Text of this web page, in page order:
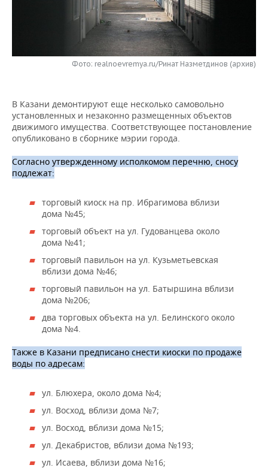
ОПК
РОЗНИЧНАЯ ТОРГОВЛЯ
НОВОСТИ ТЕХНОЛОГИЙ
ТЕЛЕКОММУНИКАЦИИ
МЕРОПРИЯТИЯ
НОВОСТИ МЕРОПРИЯТИЙ
БИЗНЕС-БРАНЧИ
ONLINE-КОНФЕРЕНЦИИ
ОТКРЫТАЯ ЛЕКЦИЯ
ФУТБОЛ
ХОККЕЙ
БАСКЕТБОЛ
КИБЕРСПОРТ
ФИГУРНОЕ КАТАНИЕ
ВОДНЫЕ ВИДЫ СПОРТА
ХОККЕЙ С МЯЧОМ
НОВОСТИ ОБЩЕСТВА
ВЛАСТЬ
ИНФРАСТРУКТУРА
КУЛЬТУРА
МЕДИЦИНА
ОБРАЗОВАНИЕ
ПРОИСШЕСТВИЯ
ФОТОГАЛЕРЕЯ
СЮЖЕТЫ
СПРАВОЧНИК
СПИСОК КОМПАНИЙ
Фото: realnoevremya.ru/Ринат Назметдинов (архив)
В Казани демонтируют еще несколько самовольно
установленных и незаконно размещенных объектов
движимого имущества. Соответствующее постановление
опубликовано в сборнике мэрии города.
Согласно утвержденному исполкомом перечню, сносу
подлежат:
торговый киоск на пр. Ибрагимова вблизи
дома №45;
торговый объект на ул. Гудованцева около
дома №41;
торговый павильон на ул. Кузьметьевская
вблизи дома №46;
торговый павильон на ул. Батыршина вблизи
дома №206;
два торговых объекта на ул. Белинского около
дома №4.
Также в Казани предписано снести киоски по продаже
воды по адресам:
ул. Блюхера, около дома №4;
ул. Восход, вблизи дома №7;
ул. Восход, вблизи дома №15;
ул. Декабристов, вблизи дома №193;
ул. Исаева, вблизи дома №16;